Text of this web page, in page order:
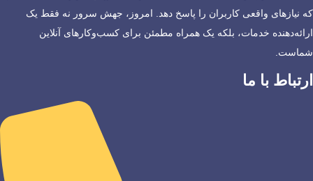
که نیازهای واقعی کاربران را پاسخ دهد. امروز، جهش سرور نه فقط یک
ارائه‌دهنده خدمات، بلکه یک همراه مطمئن برای کسب‌وکارهای آنلاین
شماست.
ارتباط با ما